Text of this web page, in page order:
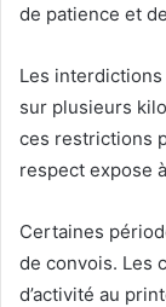
de patience et
Les interdictions
sur plusieurs
ces restrictions
respect expose
Certaines
de convois. Les
d’activité au